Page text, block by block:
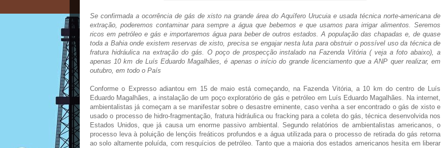
Se confirmada a ocorrência de gás de xisto na grande área do Aquífero Urucuia e usada técnica norte-americana de
extração, poderemos contaminar para sempre a água que bebemos e que usamos para irrigar alimentos. Seremos
ricos em petróleo e gás e importaremos água para beber de outros estados. A população das chapadas e, de quase
toda a Bahia onde existem reservas de xisto, precisa se engajar nesta luta para obstruir o possível uso da técnica de
fratura hidráulica na extração do gás. O poço de prospecção instalado na Fazenda Vitória ( veja a foto abaixo), a
apenas 10 km de Luís Eduardo Magalhães, é apenas o início do grande licenciamento que a ANP quer realizar, em
outubro, em todo o País
Conforme o Expresso adiantou em 15 de maio está começando, na Fazenda Vitória, a 10 km do centro de Luís
Eduardo Magalhães, a instalação de um poço exploratório de gás e petróleo em Luís Eduardo Magalhães. Na internet,
ambientalistas já começam a se manifestar sobre o desastre eminente, caso venha a ser encontrado o gás de xisto e
usado o processo de hidro-fragmentação, fratura hidráulica ou fracking para a coleta do gás, técnica desenvolvida nos
Estados Unidos, que já causa um enorme passivo ambiental. Segundo relatórios de ambientalistas americanos, o
processo leva à poluição de lençóis freáticos profundos e a água utilizada para o processo de retirada do gás retorna
ao solo altamente poluída, com resquícios de petróleo. Tanto que a maioria dos estados americanos hesita em liberar